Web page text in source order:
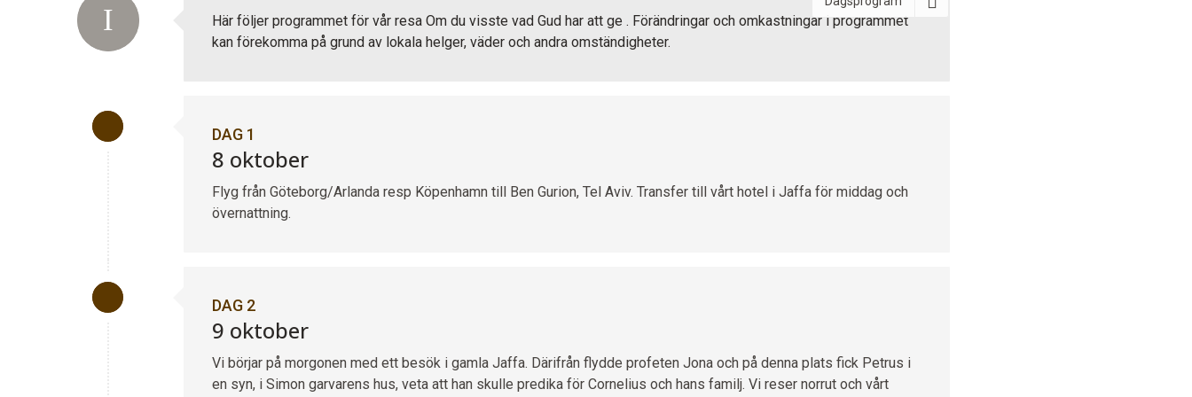
Här följer programmet för vår resa Om du visste vad Gud har att ge . Förändringar och omkastningar i programmet
kan förekomma på grund av lokala helger, väder och andra omständigheter.
DAG 1
8 oktober
Flyg från Göteborg/Arlanda resp Köpenhamn till Ben Gurion, Tel Aviv. Transfer till vårt hotel i Jaffa för middag och
övernattning.
DAG 2
9 oktober
Vi börjar på morgonen med ett besök i gamla Jaffa. Därifrån flydde profeten Jona och på denna plats fick Petrus i
en syn, i Simon garvarens hus, veta att han skulle predika för Cornelius och hans familj. Vi reser norrut och vårt